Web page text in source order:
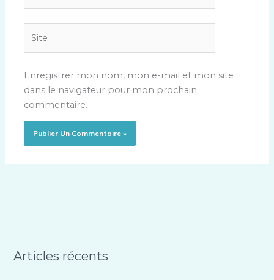
Enregistrer mon nom, mon e-mail et mon site
dans le navigateur pour mon prochain
commentaire.
Articles récents